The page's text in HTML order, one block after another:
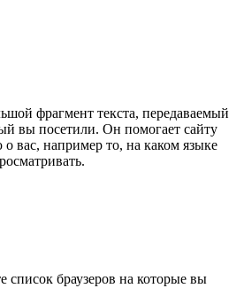
фрагмент текста, передава­емый
вы посетили. Он помо­гает сайту
вас, например то, на каком языке
список браузеров на которые вы